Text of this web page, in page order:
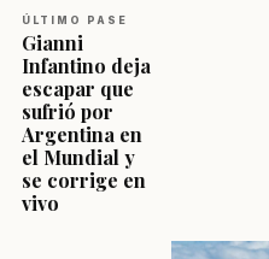
ÚLTIMO PASE
Gianni
Infantino deja
escapar que
sufrió por
Argentina en
el Mundial y
se corrige en
vivo